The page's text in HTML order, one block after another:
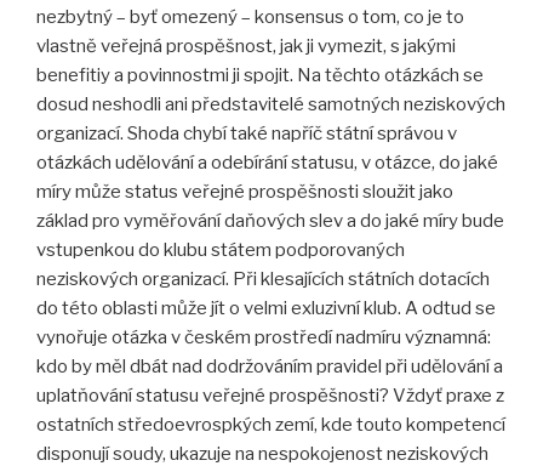
nezbytný – byť omezený – konsensus o tom, co je to
vlastně veřejná prospěšnost, jak ji vymezit, s jakými
benefitiy a povinnostmi ji spojit. Na těchto otázkách se
dosud neshodli ani představitelé samotných neziskových
organizací. Shoda chybí také napříč státní správou v
otázkách udělování a odebírání statusu, v otázce, do jaké
míry může status veřejné prospěšnosti sloužit jako
základ pro vyměřování daňových slev a do jaké míry bude
vstupenkou do klubu státem podporovaných
neziskových organizací. Při klesajících státních dotacích
do této oblasti může jít o velmi exluzivní klub. A odtud se
vynořuje otázka v českém prostředí nadmíru významná:
kdo by měl dbát nad dodržováním pravidel při udělování a
uplatňování statusu veřejné prospěšnosti? Vždyť praxe z
ostatních středoevrospkých zemí, kde touto kompetencí
disponují soudy, ukazuje na nespokojenost neziskových